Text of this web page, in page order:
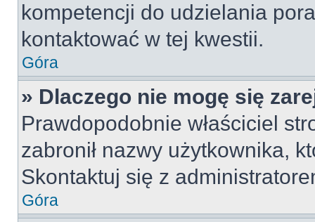
kompetencji do udzielania
kontaktować w tej kwestii.
Góra
» Dlaczego nie mogę się
Prawdopodobnie właściciel
zabronił nazwy użytkownika,
Skontaktuj się z
Góra